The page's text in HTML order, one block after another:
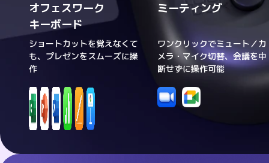
オフェスワーク
キーボード
ミーティング
ショートカットを覚えなくて
も、プレゼンをスムーズに操
作
ワンクリックでミュート／カ
メラ・マイク切替、会議を中
断せずに操作可能